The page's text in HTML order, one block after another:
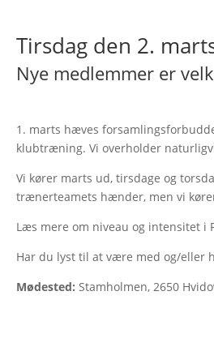
Tirsdag den 2.
Nye medlemmer er
1. marts hæves
klubtræning. Vi overholder
Vi kører marts ud, tirsdage og
trænerteamets hænder, men vi
Læs mere om niveau og intensitet i
Har du lyst til at være med og/eller
Mødested: Stamholmen, 2650